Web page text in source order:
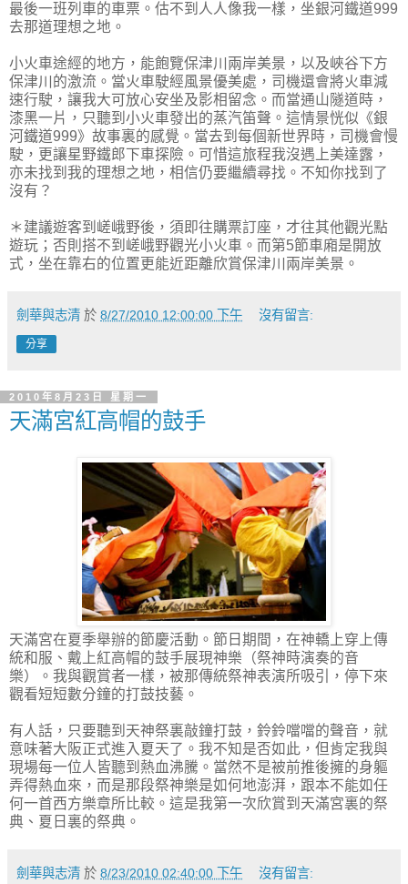
最後一班列車的車票。估不到人人像我一樣，坐銀河鐵道999
去那道理想之地。
小火車途經的地方，能飽覽保津川兩岸美景，以及峽谷下方
保津川的激流。當火車駛經風景優美處，司機還會將火車減
速行駛，讓我大可放心安坐及影相留念。而當通山隧道時，
漆黑一片，只聽到小火車發出的蒸汽笛聲。這情景恍似《銀
河鐵道999》故事裏的感覺。當去到每個新世界時，司機會慢
駛，更讓星野鐵郎下車探險。可惜這旅程我沒遇上美達露，
亦未找到我的理想之地，相信仍要繼續尋找。不知你找到了
沒有？
＊建議遊客到嵯峨野後，須即往購票訂座，才往其他觀光點
遊玩；否則搭不到嵯峨野觀光小火車。而第5節車廂是開放
式，坐在靠右的位置更能近距離欣賞保津川兩岸美景。
劍華與志清 於 8/27/2010 12:00:00 下午 沒有留言:
分享
2010年8月23日 星期一
天滿宮紅高帽的鼓手
天滿宮在夏季舉辦的節慶活動。節日期間，在神轎上穿上傳
統和服、戴上紅高帽的鼓手展現神樂（祭神時演奏的音
樂）。我與觀賞者一樣，被那傳統祭神表演所吸引，停下來
觀看短短數分鐘的打鼓技藝。
有人話，只要聽到天神祭裏敲鐘打鼓，鈴鈴噹噹的聲音，就
意味著大阪正式進入夏天了。我不知是否如此，但肯定我與
現場每一位人皆聽到熱血沸騰。當然不是被前推後擁的身軀
弄得熱血來，而是那段祭神樂是如何地澎湃，跟本不能如任
何一首西方樂章所比較。這是我第一次欣賞到天滿宮裏的祭
典、夏日裏的祭典。
劍華與志清 於 8/23/2010 02:40:00 下午 沒有留言: